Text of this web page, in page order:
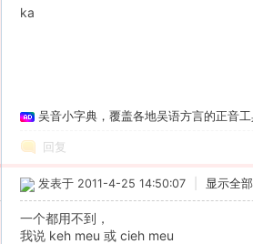
ka
吴音小字典，覆盖各地吴语方言的正音
回复
发表于 2011-4-25 14:50:07 显示全
一个都用不到，
我说 keh meu 或 cieh meu